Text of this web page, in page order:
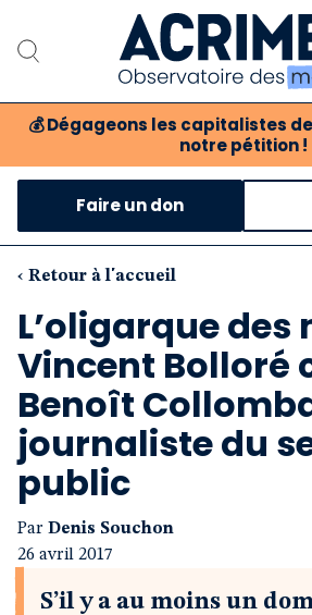
💰 Dégageons les capitalistes
notre pétition !
Notre
Notre critique des
Nos propositions
Notre revue
Boutique
Faire un don
‹ Retour à l'accueil
L’oligarque des
Vincent Bolloré
Benoît
journaliste du
public
Par Denis Souchon
26 avril 2017
S’il y a au moins un